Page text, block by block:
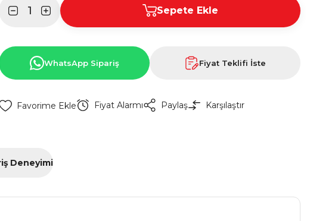
Sepete Ekle
WhatsApp Sipariş Fiyat Teklifi İste
Fiyat Alarmı Paylaş Karşılaştır
Deneyimi